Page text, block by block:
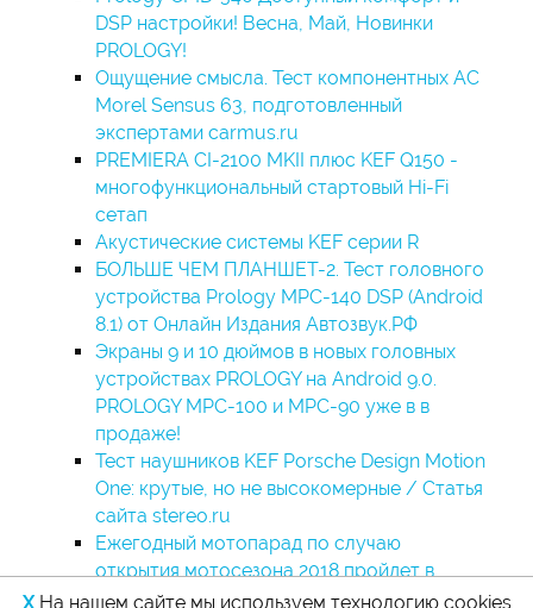
DSP настройки! Весна, Май, Новинки
PROLOGY!
Ощущение смысла. Тест компонентных АС
Morel Sensus 63, подготовленный
экспертами carmus.ru
PREMIERA CI-2100 MKII плюс KEF Q150 -
многофункциональный стартовый Hi-Fi
сетап
Акустические системы KEF серии R
БОЛЬШЕ ЧЕМ ПЛАНШЕТ-2. Тест головного
устройства Prology MPC-140 DSP (Android
8.1) от Онлайн Издания Автозвук.РФ
Экраны 9 и 10 дюймов в новых головных
устройствах PROLOGY на Android 9.0.
PROLOGY MPC-100 и MPC-90 уже в в
продаже!
Тест наушников KEF Porsche Design Motion
One: крутые, но не высокомерные / Cтатья
сайта stereo.ru
Ежегодный мотопарад по случаю
открытия мотосезона 2018 пройдет в
Москве 5 мая.
XНа нашем сайте мы используем технологию cookies